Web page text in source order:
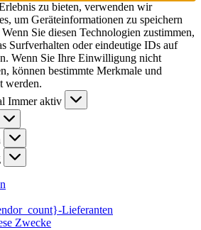
zu bieten, verwenden wir
um Geräteinformationen zu speichern
Sie diesen Technologien zustimmen,
Surfverhalten oder eindeutige IDs auf
Wenn Sie Ihre Einwilligung nicht
können bestimmte Merkmale und
werden.
Immer aktiv
Lieferanten
Zwecke